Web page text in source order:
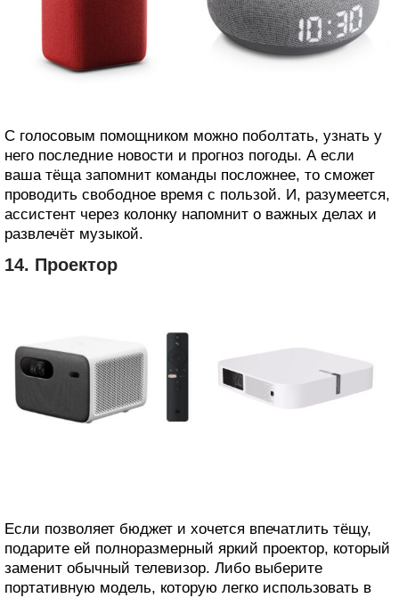
С голосовым помощником можно поболтать, узнать у
него последние новости и прогноз погоды. А если
ваша тёща запомнит команды посложнее, то сможет
проводить свободное время с пользой. И, разумеется,
ассистент через колонку напомнит о важных делах и
развлечёт музыкой.
14. Проектор
Если позволяет бюджет и хочется впечатлить тёщу,
подарите ей полноразмерный яркий проектор, который
заменит обычный телевизор. Либо выберите
портативную модель, которую легко использовать в